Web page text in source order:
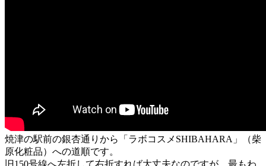
焼津の駅前の銀杏通りから「ラボコスメSHIBAHARA」（柴
原化粧品）への道順です。
旧150号線へ左折して右折すれば大丈夫なのですが、最もわ